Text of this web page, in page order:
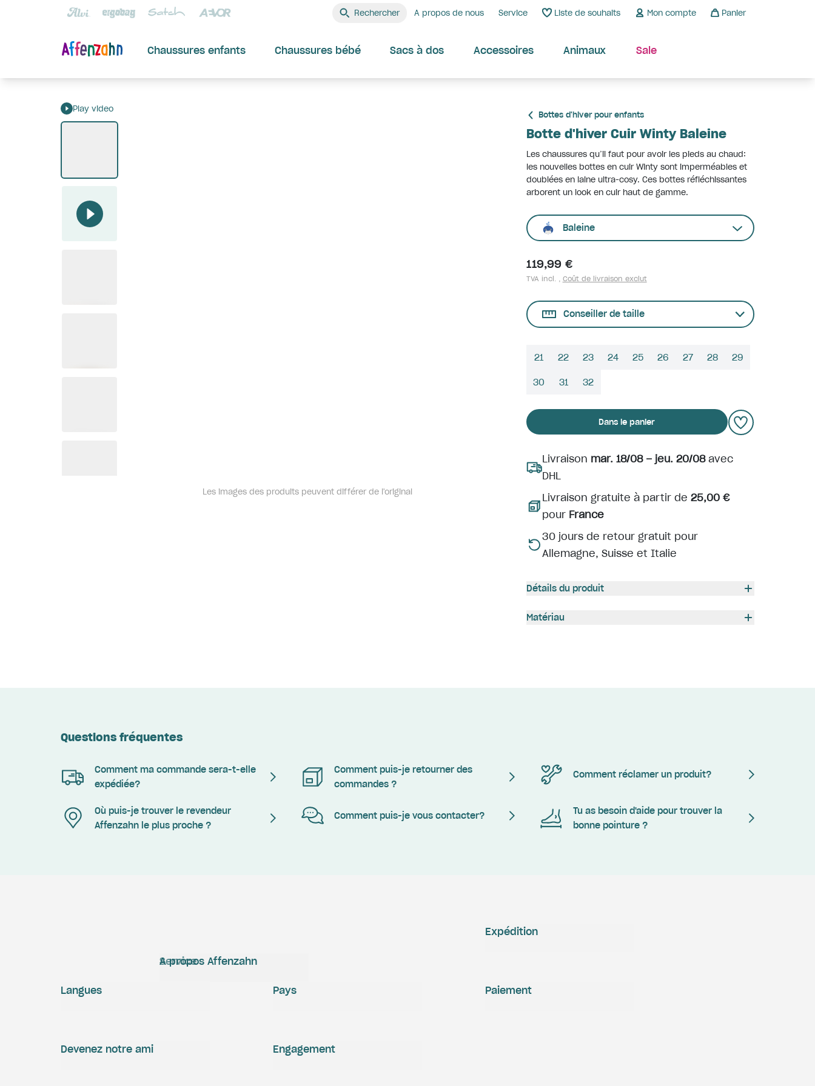
Rechercher A propos de nous Service Liste de souhaits Mon compte Panier
Chaussures enfants Chaussures bébé Sacs à dos Accessoires Animaux Sale
Play video
Les images des produits peuvent différer de l'original
Bottes d'hiver pour enfants
Botte d'hiver Cuir Winty Baleine
Les chaussures qu’il faut pour avoir les pieds au chaud:
les nouvelles bottes en cuir Winty sont imperméables et
doublées en laine ultra-cosy. Ces bottes réfléchissantes
arborent un look en cuir haut de gamme.
Baleine
119,99 €
TVA incl. , Coût de livraison exclut
Conseiller de taille
21 22 23 24 25 26 27 28 29
30 31 32
Dans le panier
Livraison mar. 18/08 – jeu. 20/08avec
DHL
Livraison gratuite à partir de 25,00 €
pour France
30 jours de retour gratuit pour
Allemagne, Suisse et Italie
Détails du produit
Matériau
Questions fréquentes
Comment ma commande sera-t-elle
expédiée?
Comment puis-je retourner des
commandes ?
Comment réclamer un produit?
Où puis-je trouver le revendeur
Affenzahn le plus proche ?
Comment puis-je vous contacter?
Tu as besoin d'aide pour trouver la
bonne pointure ?
Service
A propos Affenzahn
Expédition
Paiement
Engagement
Devenez notre ami
Langues Pays